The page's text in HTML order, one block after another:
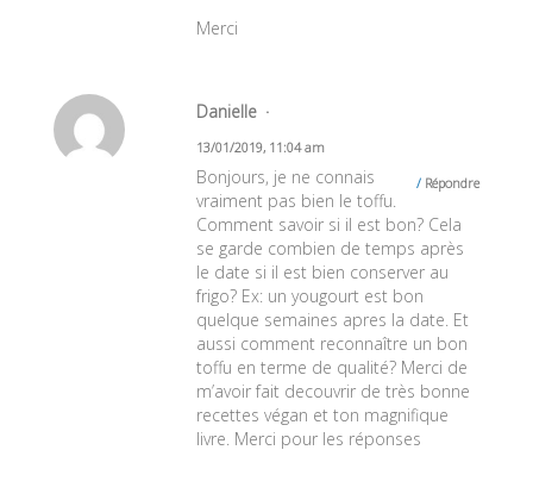
Merci
Danielle
13/01/2019, 11:04 am
Répondre
Bonjours, je ne connais
vraiment pas bien le toffu.
Comment savoir si il est bon? Cela
se garde combien de temps après
le date si il est bien conserver au
frigo? Ex: un yougourt est bon
quelque semaines apres la date. Et
aussi comment reconnaître un bon
toffu en terme de qualité? Merci de
m’avoir fait decouvrir de très bonne
recettes végan et ton magnifique
livre. Merci pour les réponses